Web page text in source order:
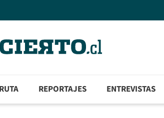
REPORTAJES ENTREVISTAS